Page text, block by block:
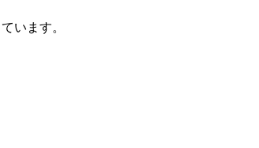
います。